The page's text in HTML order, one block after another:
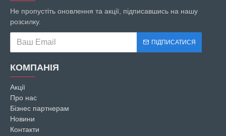
Не пропустіть оновлення та акції, підписавшись на нашу
розсилку.
ПІДПИСАТИСЯ
КОМПАНІЯ
Акції
Про нас
Бізнес партнерам
Новини
Контакти